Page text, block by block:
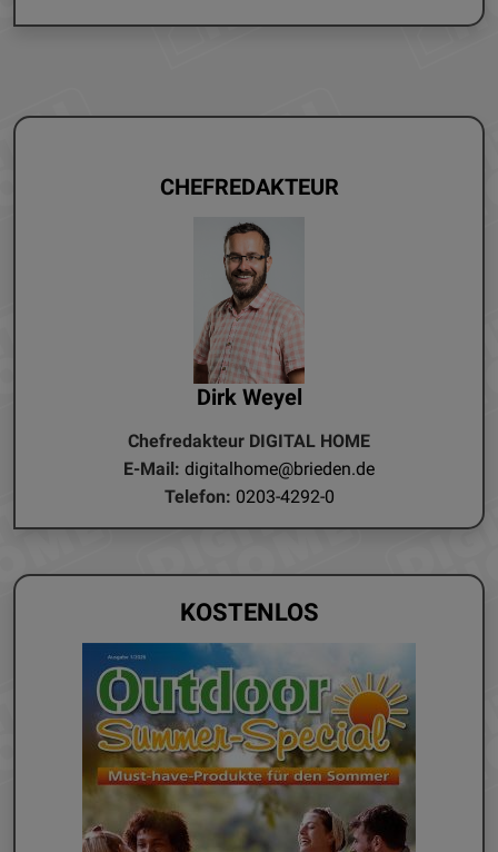
CHEFREDAKTEUR
Dirk Weyel
Chefredakteur DIGITAL HOME
E-Mail: digitalhome@brieden.de
Telefon: 0203-4292-0
KOSTENLOS